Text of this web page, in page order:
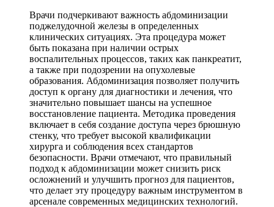
Врачи подчеркивают важность абдоминизации
поджелудочной железы в определенных
клинических ситуациях. Эта процедура может
быть показана при наличии острых
воспалительных процессов, таких как панкреатит,
а также при подозрении на опухолевые
образования. Абдоминизация позволяет получить
доступ к органу для диагностики и лечения, что
значительно повышает шансы на успешное
восстановление пациента. Методика проведения
включает в себя создание доступа через брюшную
стенку, что требует высокой квалификации
хирурга и соблюдения всех стандартов
безопасности. Врачи отмечают, что правильный
подход к абдоминизации может снизить риск
осложнений и улучшить прогноз для пациентов,
что делает эту процедуру важным инструментом в
арсенале современных медицинских технологий.